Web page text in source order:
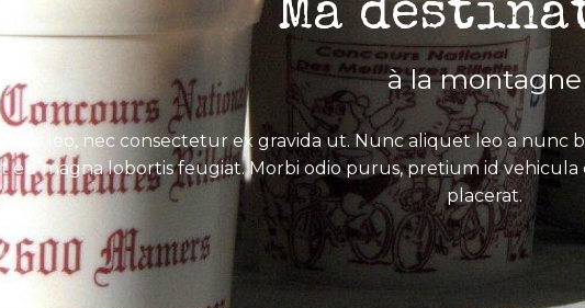
Ma
à la montagne
leo, nec consectetur ex gravida ut. Nunc aliquet leo a nunc
eu magna lobortis feugiat. Morbi odio purus, pretium id
placerat.